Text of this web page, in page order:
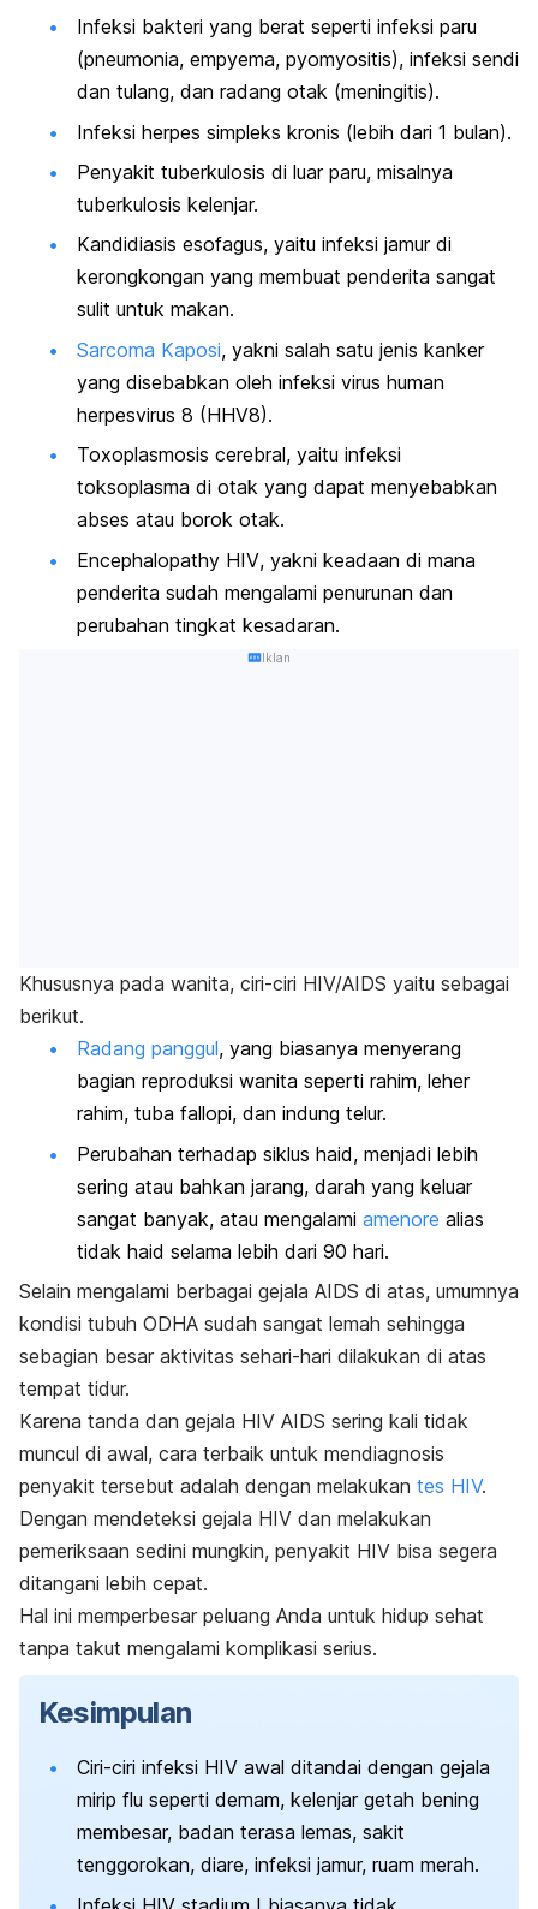
Infeksi bakteri yang berat seperti infeksi paru
(pneumonia, empyema, pyomyositis), infeksi sendi
dan tulang, dan radang otak (meningitis).
Infeksi herpes simpleks kronis (lebih dari 1 bulan).
Penyakit tuberkulosis di luar paru, misalnya
tuberkulosis kelenjar.
Kandidiasis esofagus, yaitu infeksi jamur di
kerongkongan yang membuat penderita sangat
sulit untuk makan.
Sarcoma Kaposi, yakni salah satu jenis kanker
yang disebabkan oleh infeksi virus human
herpesvirus 8 (HHV8).
Toxoplasmosis cerebral, yaitu infeksi
toksoplasma di otak yang dapat menyebabkan
abses atau borok otak.
Encephalopathy HIV, yakni keadaan di mana
penderita sudah mengalami penurunan dan
perubahan tingkat kesadaran.
Iklan
Khususnya pada wanita, ciri-ciri HIV/AIDS yaitu sebagai
berikut.
Radang panggul, yang biasanya menyerang
bagian reproduksi wanita seperti rahim, leher
rahim, tuba fallopi, dan indung telur.
Perubahan terhadap siklus haid, menjadi lebih
sering atau bahkan jarang, darah yang keluar
sangat banyak, atau mengalami amenore alias
tidak haid selama lebih dari 90 hari.
Selain mengalami berbagai gejala AIDS di atas, umumnya
kondisi tubuh ODHA sudah sangat lemah sehingga
sebagian besar aktivitas sehari-hari dilakukan di atas
tempat tidur.
Karena tanda dan gejala HIV AIDS sering kali tidak
muncul di awal, cara terbaik untuk mendiagnosis
penyakit tersebut adalah dengan melakukan tes HIV.
Dengan mendeteksi gejala HIV dan melakukan
pemeriksaan sedini mungkin, penyakit HIV bisa segera
ditangani lebih cepat.
Hal ini memperbesar peluang Anda untuk hidup sehat
tanpa takut mengalami komplikasi serius.
Kesimpulan
Ciri-ciri infeksi HIV awal ditandai dengan gejala
mirip flu seperti demam, kelenjar getah bening
membesar, badan terasa lemas, sakit
tenggorokan, diare, infeksi jamur, ruam merah.